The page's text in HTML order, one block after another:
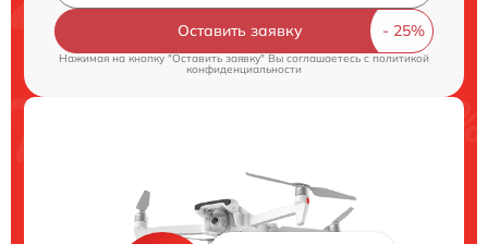
Оставить заявку
Нажимая на кнопку "Оставить заявку" Вы соглашаетесь cполитикой
конфиденциальности